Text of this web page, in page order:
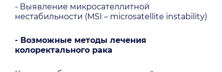
- Выявление микросателлитной
нестабильности (MSI – microsatellite instability)
- Возможные методы лечения
колоректального рака